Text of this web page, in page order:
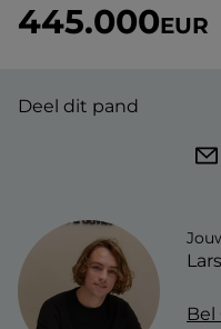
over ons
zoekopdracht
445.000EUR
Deel dit pand
Bel